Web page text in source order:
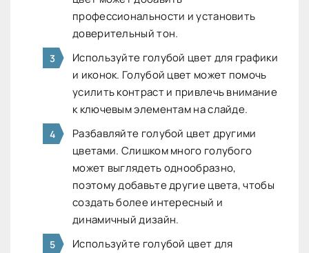
профессиональности и установить
доверительный тон.
Используйте голубой цвет для графики
и иконок. Голубой цвет может помочь
усилить контраст и привлечь внимание
к ключевым элементам на слайде.
Разбавляйте голубой цвет другими
цветами. Слишком много голубого
может выглядеть однообразно,
поэтому добавьте другие цвета, чтобы
создать более интересный и
динамичный дизайн.
Используйте голубой цвет для